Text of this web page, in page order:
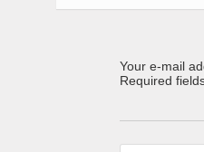
Your e-mail
Required